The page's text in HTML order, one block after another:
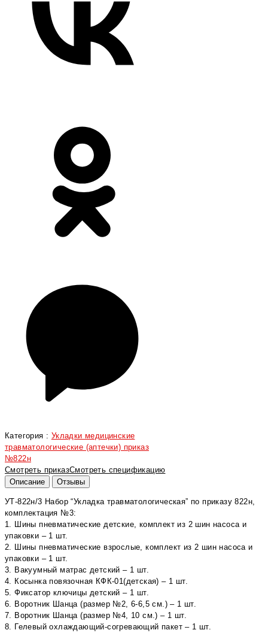
Категория : Укладки медицинские
травматологические (аптечки) приказ
№822н
Смотреть приказСмотреть спецификацию
Описание
Отзывы
УТ-822н/3 Набор “Укладка травматологическая” по приказу 822н,
комплектация №3:
1. Шины пневматические детские, комплект из 2 шин насоса и
упаковки – 1 шт.
2. Шины пневматические взрослые, комплект из 2 шин насоса и
упаковки – 1 шт.
3. Вакуумный матрас детский – 1 шт.
4. Косынка повязочная КФК-01(детская) – 1 шт.
5. Фиксатор ключицы детский – 1 шт.
6. Воротник Шанца (размер №2, 6-6,5 см.) – 1 шт.
7. Воротник Шанца (размер №4, 10 см.) – 1 шт.
8. Гелевый охлаждающий-согревающий пакет – 1 шт.